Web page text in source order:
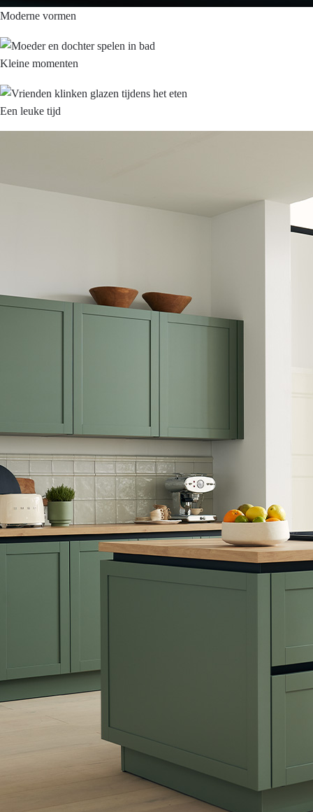
Moderne vormen
Kleine momenten
Een leuke tijd